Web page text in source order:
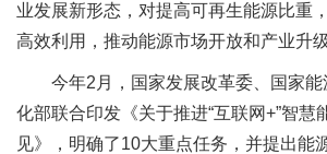
业发展新形态，对提高可再生能源比重
高效利用，推动能源市场开放和产业升
今年2月，国家发展改革委、国家
化部联合印发《关于推进“互联网+”智慧
见》，明确了10大重点任务，并提出能